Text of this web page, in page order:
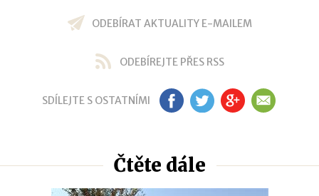
ODEBÍRAT AKTUALITY E-MAILEM
ODEBÍREJTE PŘES RSS
SDÍLEJTE S OSTATNÍMI FB TW GP EM
Čtěte dále